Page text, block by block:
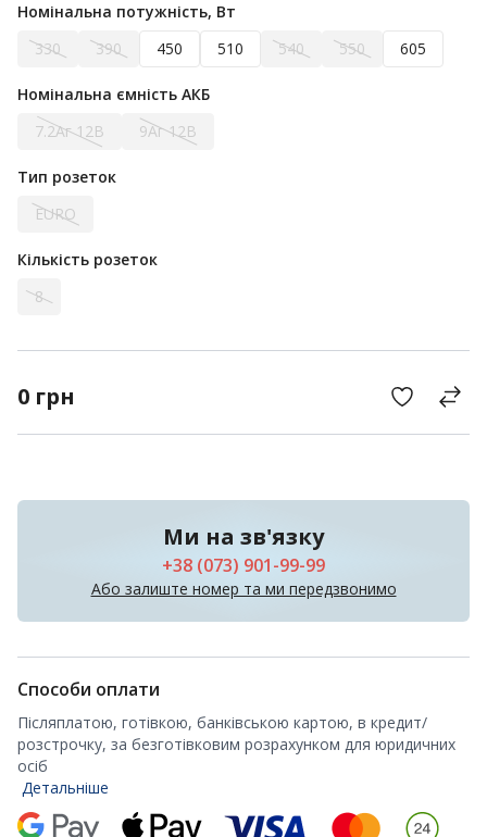
Номінальна потужність, Вт
330
390 450 510 540 550 605
Номінальна ємність АКБ
7.2Аг 12В
9Аг 12В
Тип розеток
EURO
Кількість розеток
8
0 грн
Ми на зв'язку
+38 (073) 901-99-99
Або залиште номер та ми передзвонимо
Способи оплати
Післяплатою, готівкою, банківською картою, в кредит/
розстрочку, за безготівковим розрахунком для юридичних
осіб
Детальніше